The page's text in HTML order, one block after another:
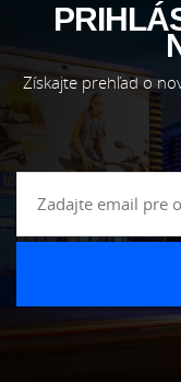
Získajte prehľad o